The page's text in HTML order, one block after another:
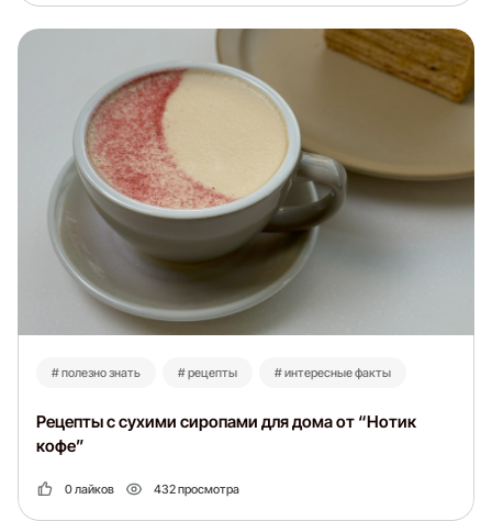
# полезно знать # рецепты # интересные факты
Рецепты с сухими сиропами для дома от “Нотик
кофе”
0 лайков 432 просмотра